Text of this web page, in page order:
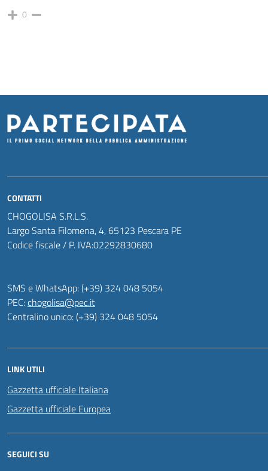
0
CONTATTI
CHOGOLISA S.R.L.S.
Largo Santa Filomena, 4, 65123 Pescara PE
Codice fiscale / P. IVA:02292830680
SMS e WhatsApp: (+39) 324 048 5054
PEC:chogolisa@pec.it
Centralino unico: (+39) 324 048 5054
LINK UTILI
Gazzetta ufficiale Italiana
Gazzetta ufficiale Europea
SEGUICI SU